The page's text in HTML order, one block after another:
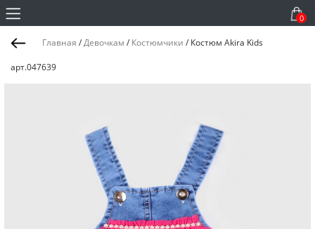
0
Главная /Девочкам / Костюмчики / Костюм Akira Kids
арт.047639